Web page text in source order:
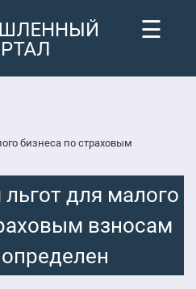
☰
бизнеса по страховым
для малого
взносам